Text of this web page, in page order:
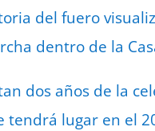
del fuero
dentro de la
dos años de la
tendrá lugar en el